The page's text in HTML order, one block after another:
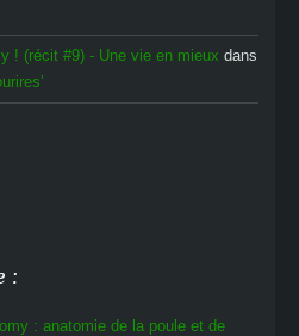
! (récit #9) - Une vie en mieux dans
:
: anatomie de la poule et de